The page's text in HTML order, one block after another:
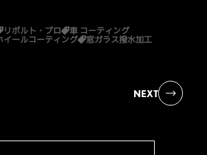
リボルト・プロ
車 コーティング
イールコーティング 窓ガラス撥水加工
NEXT